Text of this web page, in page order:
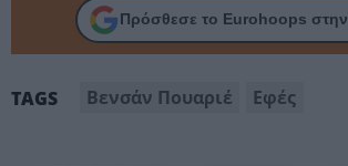
Πρόσθεσε το Eurohoops
TAGS Βενσάν Πουαριέ Εφές